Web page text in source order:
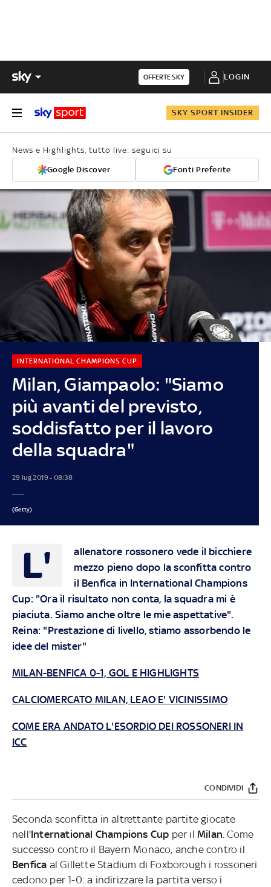
OFFERTE SKY LOGIN
SKY SPORT INSIDER
News e Highlights, tutto live: seguici su
Google Discover Fonti Preferite
Milan, Giampaolo: "Siamo
più avanti del previsto,
soddisfatto per il lavoro
della squadra"
INTERNATIONAL CHAMPIONS CUP
29 lug 2019 - 08:38
(Getty)
L'
allenatore rossonero vede il bicchiere
mezzo pieno dopo la sconfitta contro
il Benfica in International Champions
Cup: "Ora il risultato non conta, la squadra mi è
piaciuta. Siamo anche oltre le mie aspettative".
Reina: "Prestazione di livello, stiamo assorbendo le
idee del mister"
MILAN-BENFICA 0-1, GOL E HIGHLIGHTS
CALCIOMERCATO MILAN, LEAO E' VICINISSIMO
COME ERA ANDATO L'ESORDIO DEI ROSSONERI IN
ICC
CONDIVIDI
Seconda sconfitta in altrettante partite giocate
nell'International Champions Cup per ilMilan . Come
successo contro il Bayern Monaco, anche contro il
Benfica al Gillette Stadium di Foxborough i rossoneri
cedono per 1-0: a indirizzare la partita verso i